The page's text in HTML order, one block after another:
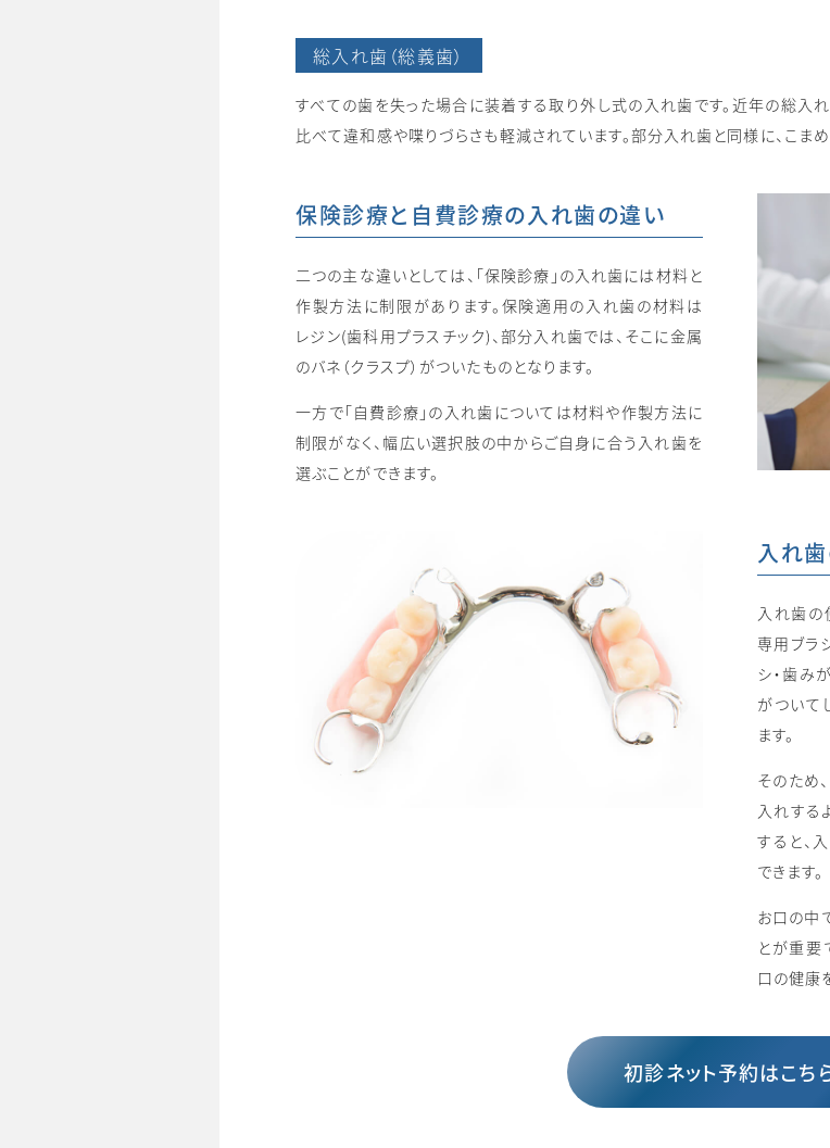
総入れ歯（総義歯）
すべての歯を失った場合に装着する取り外し式の入れ歯です。近年の総入
比べて違和感や喋りづらさも軽減されています。部分入れ歯と同様に、こま
保険診療と自費診療の入れ歯の違い
二つの主な違いとしては、「保険診療」の入れ歯には材料と
作製方法に制限があります。保険適用の入れ歯の材料は
レジン(歯科用プラスチック)、部分入れ歯では、そこに金属
のバネ（クラスプ）がついたものとなります。
一方で「自費診療」の入れ歯については材料や作製方法に
制限がなく、幅広い選択肢の中からご自身に合う入れ歯を
選ぶことができます。
入れ
入れ歯の
専用ブラ
シ・歯み
がついて
ます。
そのため
入れする
すると、
できます。
お口の中
とが重要
口の健康
初診ネット予約はこち